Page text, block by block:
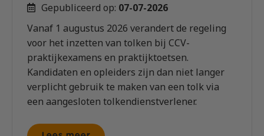
Gepubliceerd op: 07-07-2026
Vanaf 1 augustus 2026 verandert de regeling
voor het inzetten van tolken bij CCV-
praktijkexamens en praktijktoetsen.
Kandidaten en opleiders zijn dan niet langer
verplicht gebruik te maken van een tolk via
een aangesloten tolkendienstverlener.